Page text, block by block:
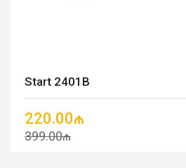
Start 2401B
220.00₼
399.00₼